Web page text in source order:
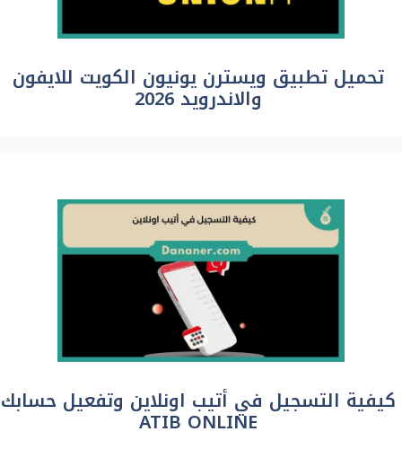
تحميل تطبيق ويسترن يونيون الكويت للايفون
والاندرويد 2026
كيفية التسجيل في أتيب اونلاين وتفعيل حسابك
ATIB ONLINE